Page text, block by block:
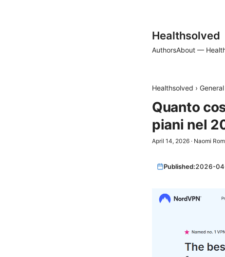
Healthsolved
AuthorsAbout —
Healthsolved › General
Quanto
piani nel
April 14, 2026 · Naomi
Published:2026-